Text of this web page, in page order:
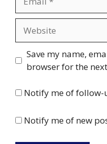
Save my name,
browser for the
Notify me of follow-
Notify me of new